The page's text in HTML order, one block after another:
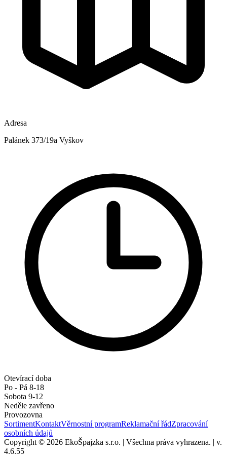
Adresa
Palánek 373/19a Vyškov
Otevírací doba
Po - Pá 8-18
Sobota 9-12
Neděle zavřeno
Provozovna
SortimentKontaktVěrnostní programReklamační řádZpracování
osobních údajů
Copyright © 2026 EkoŠpajzka s.r.o. | Všechna práva vyhrazena. | v.
4.6.55